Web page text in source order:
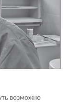
возможно